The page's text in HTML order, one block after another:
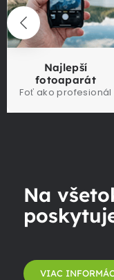
Najlepší
fotoaparát
Foť ako profesionál
Na
VIAC